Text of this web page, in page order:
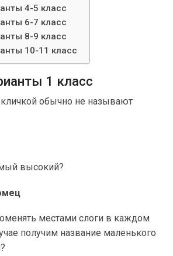
4-5 класс
6-7 класс
8-9 класс
10-11 класс
1 класс
обычно не называют
высокий?
местами слоги в каждом
получим название маленького